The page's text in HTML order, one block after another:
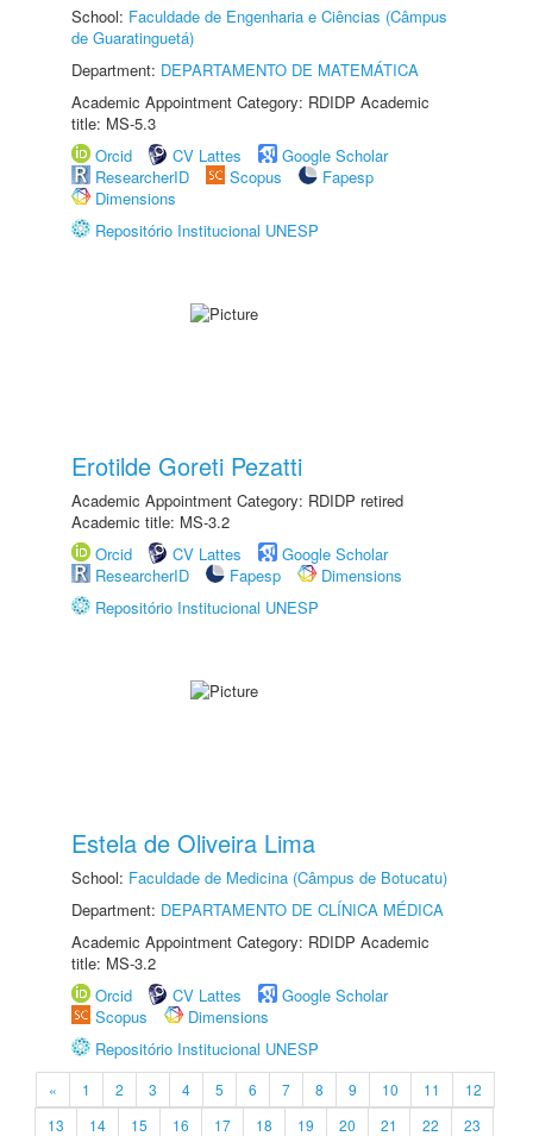
School: Faculdade de Engenharia e Ciências (Câmpus
de Guaratinguetá)
Department: DEPARTAMENTO DE MATEMÁTICA
Academic Appointment Category: RDIDP Academic
title: MS-5.3
Orcid
CV Lattes
Google Scholar
ResearcherID
Scopus
Fapesp
Dimensions
Repositório Institucional UNESP
Erotilde Goreti Pezatti
Academic Appointment Category: RDIDP retired
Academic title: MS-3.2
Orcid
CV Lattes
Google Scholar
ResearcherID
Fapesp
Dimensions
Repositório Institucional UNESP
Estela de Oliveira Lima
School: Faculdade de Medicina (Câmpus de Botucatu)
Department: DEPARTAMENTO DE CLÍNICA MÉDICA
Academic Appointment Category: RDIDP Academic
title: MS-3.2
Orcid
CV Lattes
Google Scholar
Scopus
Dimensions
Repositório Institucional UNESP
« 1 2 3 4 5 6 7 8 9 10 11
12
13
14 15 16 17 18 19 20 21 22
23